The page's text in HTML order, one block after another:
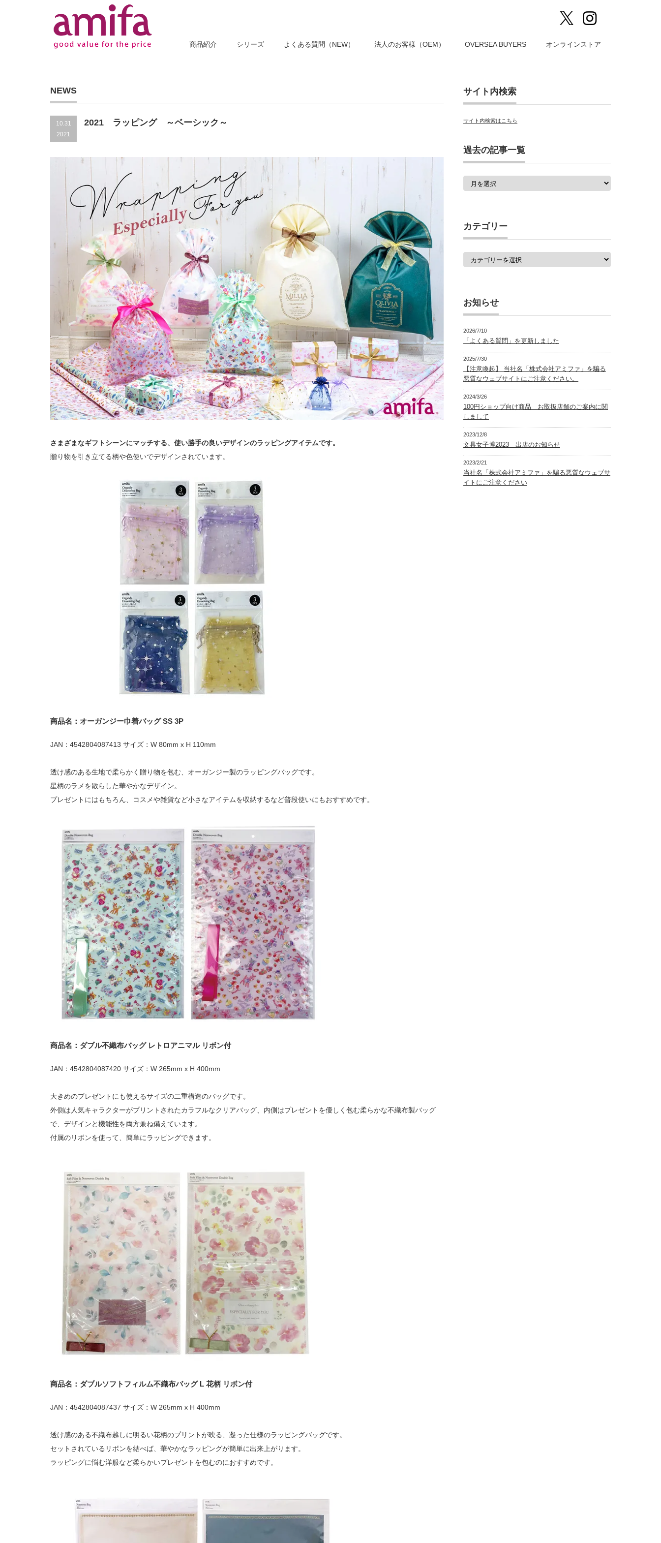
商品紹介 シリーズ よくある質問（NEW） 法人のお客様（OEM） OVERSEA BUYERS オンラインストア
NEWS
10.31
2021
2021 ラッピング ～ベーシック～
さまざまなギフトシーンにマッチする、使い勝手の良いデザインのラッピングアイテムです。
贈り物を引き立てる柄や色使いでデザインされています。
商品名：オーガンジー巾着バッグ SS 3P
JAN：4542804087413 サイズ：W 80mm x H 110mm
透け感のある生地で柔らかく贈り物を包む、オーガンジー製のラッピングバッグです。
星柄のラメを散らした華やかなデザイン。
プレゼントにはもちろん、コスメや雑貨など小さなアイテムを収納するなど普段使いにもおすすめです。
商品名：ダブル不織布バッグ レトロアニマル リボン付
JAN：4542804087420 サイズ：W 265mm x H 400mm
大きめのプレゼントにも使えるサイズの二重構造のバッグです。
外側は人気キャラクターがプリントされたカラフルなクリアバッグ、内側はプレゼントを優しく包む柔らかな不織布製バッグ
で、デザインと機能性を両方兼ね備えています。
付属のリボンを使って、簡単にラッピングできます。
商品名：ダブルソフトフィルム不織布バッグ L 花柄 リボン付
JAN：4542804087437 サイズ：W 265mm x H 400mm
透け感のある不織布越しに明るい花柄のプリントが映る、凝った仕様のラッピングバッグです。
セットされているリボンを結べば、華やかなラッピングが簡単に出来上がります。
ラッピングに悩む洋服など柔らかいプレゼントを包むのにおすすめです。
サイト内検索
サイト内検索はこちら
過去の記事一覧
過
覧
カテゴリー
カ
お知らせ
2026/7/10
「よくある質問」を更新しました
2025/7/30
【注意喚起】 当社名「株式会社アミファ」を騙る
悪質なウェブサイトにご注意ください。
2024/3/26
100円ショップ向け商品 お取扱店舗のご案内に関
しまして
2023/12/8
文具女子博2023 出店のお知らせ
2023/2/21
当社名「株式会社アミファ」を騙る悪質なウェブサ
イトにご注意ください